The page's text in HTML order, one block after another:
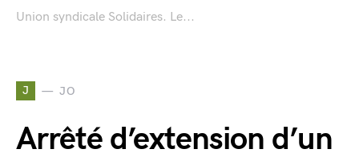
Union syndicale Solidaires. Le...
J JO
Arrêté d’extension d’un